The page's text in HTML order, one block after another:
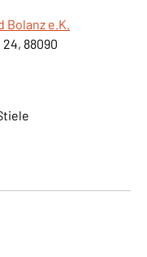
Bolanz e.K.
88090